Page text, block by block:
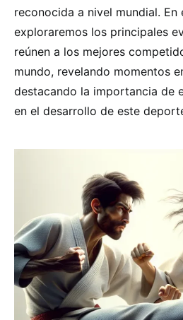
reconocida a nivel mundial.
exploraremos los principales
reúnen a los mejores
mundo, revelando momentos
destacando la importancia de
en el desarrollo de este